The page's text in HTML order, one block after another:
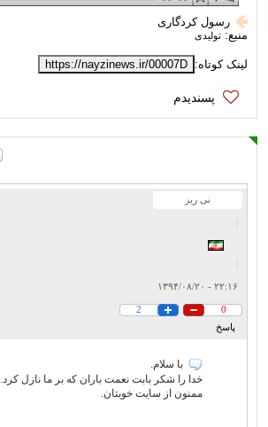
رسول کردگاری
منبع: تولیدی
لینک کوتاه: https://nayzinews.ir/00007D
نی ریز
۲۲:۱۶ - ۱۳۹۴/۰۸/۲۰
0
2
پاسخ
با سلام.
خدا را شکر بابت نعمت باران که بر ما نازل کرد.
ممنون از سایت خوبتان.